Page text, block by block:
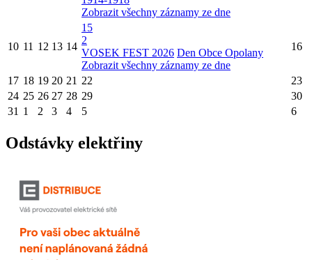
Zobrazit všechny záznamy ze dne
10 11 12 13 14
15
2
VOSEK FEST 2026 Den Obce Opolany
Zobrazit všechny záznamy ze dne
16
17 18 19 20 21 22
23
24 25 26 27 28 29
30
31 1 2 3 4 5 6
Odstávky elektřiny